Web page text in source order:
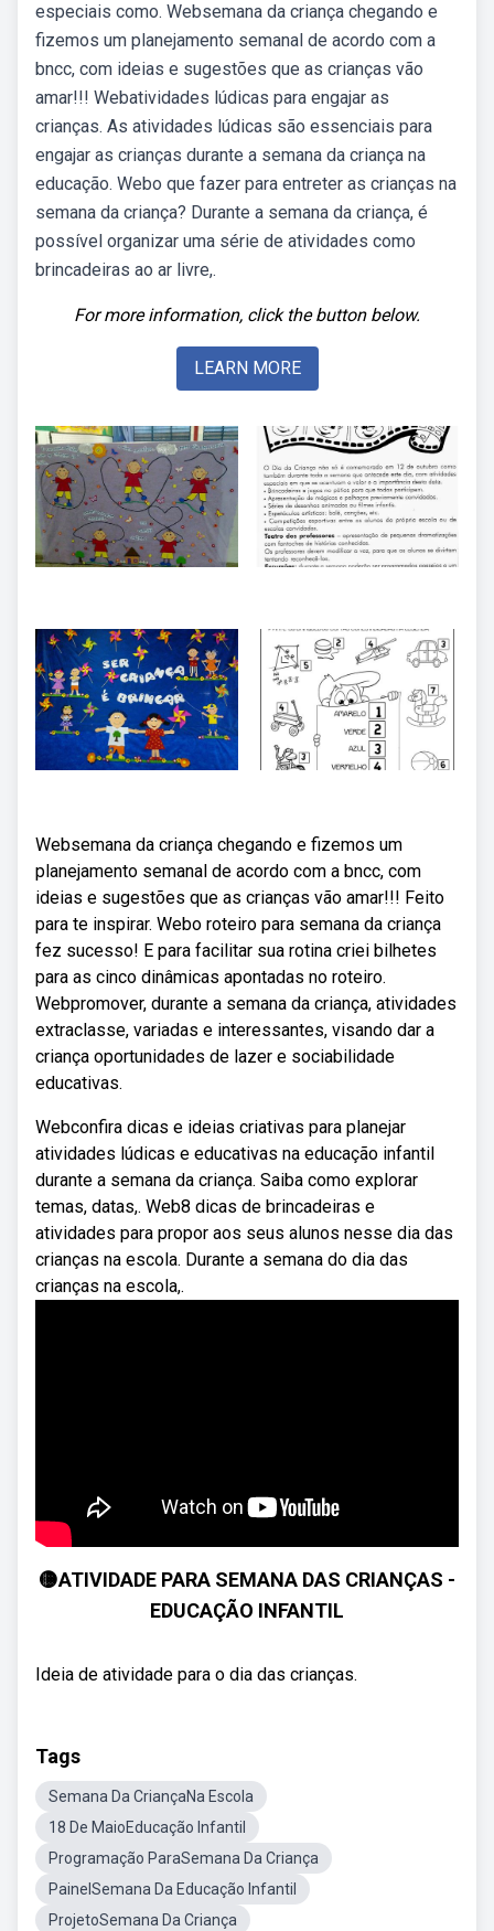
especiais como. Websemana da criança chegando e
fizemos um planejamento semanal de acordo com a
bncc, com ideias e sugestões que as crianças vão
amar!!! Webatividades lúdicas para engajar as
crianças. As atividades lúdicas são essenciais para
engajar as crianças durante a semana da criança na
educação. Webo que fazer para entreter as crianças na
semana da criança? Durante a semana da criança, é
possível organizar uma série de atividades como
brincadeiras ao ar livre,.
For more information, click the button below.
LEARN MORE
Websemana da criança chegando e fizemos um
planejamento semanal de acordo com a bncc, com
ideias e sugestões que as crianças vão amar!!! Feito
para te inspirar. Webo roteiro para semana da criança
fez sucesso! E para facilitar sua rotina criei bilhetes
para as cinco dinâmicas apontadas no roteiro.
Webpromover, durante a semana da criança, atividades
extraclasse, variadas e interessantes, visando dar a
criança oportunidades de lazer e sociabilidade
educativas.
Webconfira dicas e ideias criativas para planejar
atividades lúdicas e educativas na educação infantil
durante a semana da criança. Saiba como explorar
temas, datas,. Web8 dicas de brincadeiras e
atividades para propor aos seus alunos nesse dia das
crianças na escola. Durante a semana do dia das
crianças na escola,.
🟡ATIVIDADE PARA SEMANA DAS CRIANÇAS -
EDUCAÇÃO INFANTIL
Ideia de atividade para o dia das crianças.
Tags
Semana Da CriançaNa Escola
18 De MaioEducação Infantil
Programação ParaSemana Da Criança
PainelSemana Da Educação Infantil
ProjetoSemana Da Criança